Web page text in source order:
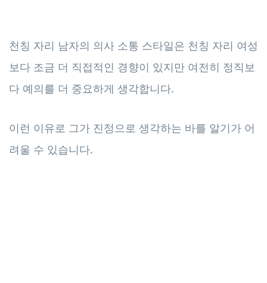
천칭 자리 남자의 의사 소통 스타일은 천칭 자리 여성
보다 조금 더 직접적인 경향이 있지만 여전히 정직보
다 예의를 더 중요하게 생각합니다.
이런 이유로 그가 진정으로 생각하는 바를 알기가 어
려울 수 있습니다.